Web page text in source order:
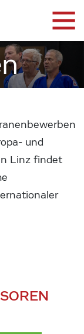
und
Linz findet